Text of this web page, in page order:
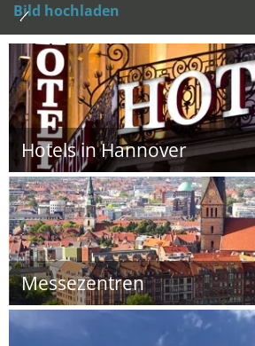
Bild hochladen
Hotels in Hannover
Messezentren